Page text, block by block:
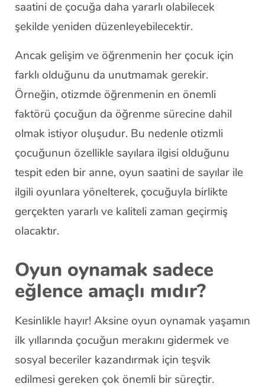
saatini de çocuğa daha yararlı olabilecek
şekilde yeniden düzenleyebilecektir.
Ancak gelişim ve öğrenmenin her çocuk için
farklı olduğunu da unutmamak gerekir.
Örneğin, otizmde öğrenmenin en önemli
faktörü çocuğun da öğrenme sürecine dahil
olmak istiyor oluşudur. Bu nedenle otizmli
çocuğunun özellikle sayılara ilgisi olduğunu
tespit eden bir anne, oyun saatini de sayılar ile
ilgili oyunlara yönelterek, çocuğuyla birlikte
gerçekten yararlı ve kaliteli zaman geçirmiş
olacaktır.
Oyun oynamak sadece
eğlence amaçlı mıdır?
Kesinlikle hayır! Aksine oyun oynamak yaşamın
ilk yıllarında çocuğun merakını gidermek ve
sosyal beceriler kazandırmak için teşvik
edilmesi gereken çok önemli bir süreçtir.